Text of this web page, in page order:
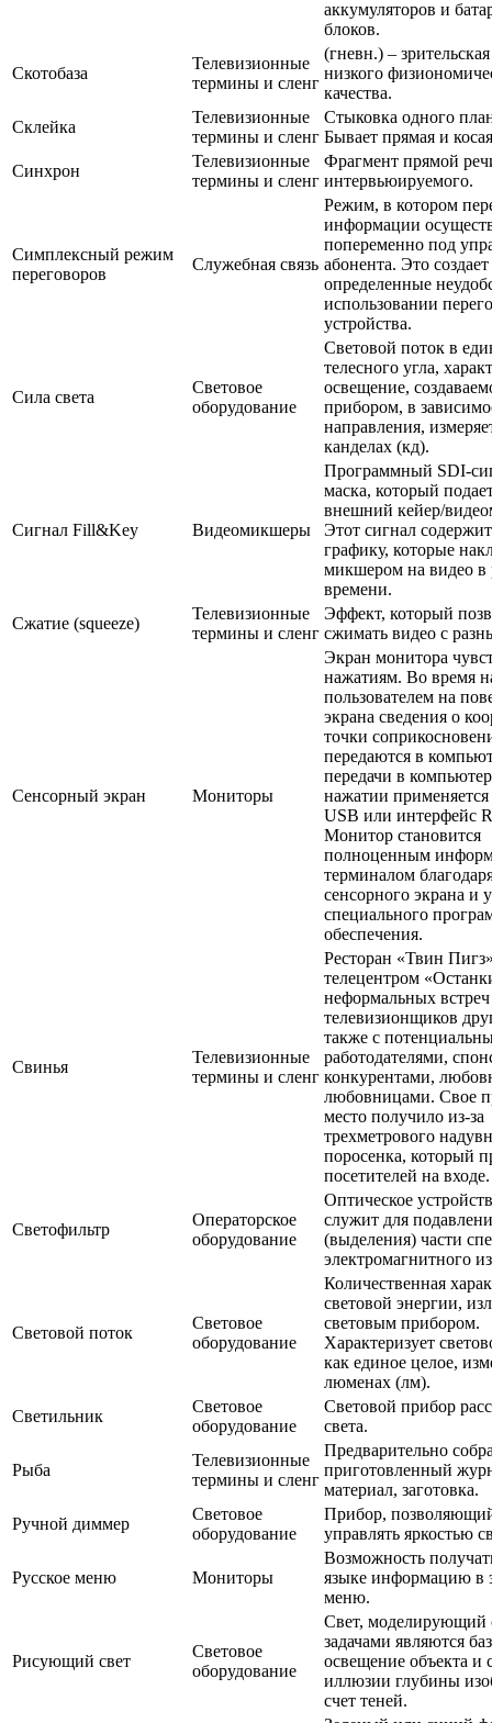
аккумуляторов и
блоков.
Скотобаза
Телевизионные
термины и сленг
(гневн.) –
низкого
качества.
Склейка
Телевизионные
термины и сленг
Стыковка одного
Бывает прямая и
Синхрон
Телевизионные
термины и сленг
Фрагмент прямой
интервьюируемого.
Симплексный режим
переговоров
Служебная связь
Режим, в котором
информации
попеременно под
абонента. Это создает
определенные
использовании
устройства.
Сила света
Световое
оборудование
Световой поток в
телесного угла,
освещение,
прибором, в
направления,
канделах (кд).
Сигнал Fill&Key Видеомикшеры
Программный SDI-
маска, который
внешний кейер/
Этот сигнал
графику, которые
микшером на видео в
времени.
Сжатие (squeeze)
Телевизионные
термины и сленг
Эффект, который
сжимать видео с
Сенсорный экран Мониторы
Экран монитора
нажатиям. Во время
пользователем на
экрана сведения о
точки
передаются в
передачи в
нажатии
USB или интерфейс
Монитор становится
полноценным
терминалом
сенсорного экрана и
специального
обеспечения.
Свинья
Телевизионные
термины и сленг
Ресторан «Твин
телецентром
неформальных встреч
телевизионщиков
также с
работодателями,
конкурентами,
любовницами. Свое
место получило из-за
трехметрового
поросенка, который
посетителей на входе.
Светофильтр
Операторское
оборудование
Оптическое
служит для
(выделения) части
электромагнитного
Световой поток
Световое
оборудование
Количественная
световой энергии,
световым прибором.
Характеризует
как единое целое,
люменах (лм).
Светильник
Световое
оборудование
Световой прибор
света.
Рыба
Телевизионные
термины и сленг
Предварительно
приготовленный
материал, заготовка.
Ручной диммер
Световое
оборудование
Прибор,
управлять яркостью
Русское меню Мониторы
Возможность
языке информацию в
меню.
Рисующий свет
Световое
оборудование
Свет, моделирующий
задачами являются
освещение объекта и
иллюзии глубины
счет теней.